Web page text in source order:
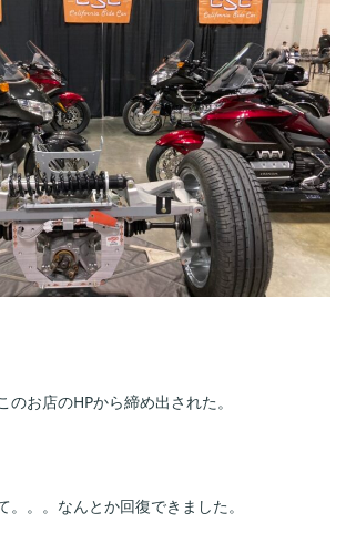
のお店のHPから締め出された。
。。。なんとか回復できました。